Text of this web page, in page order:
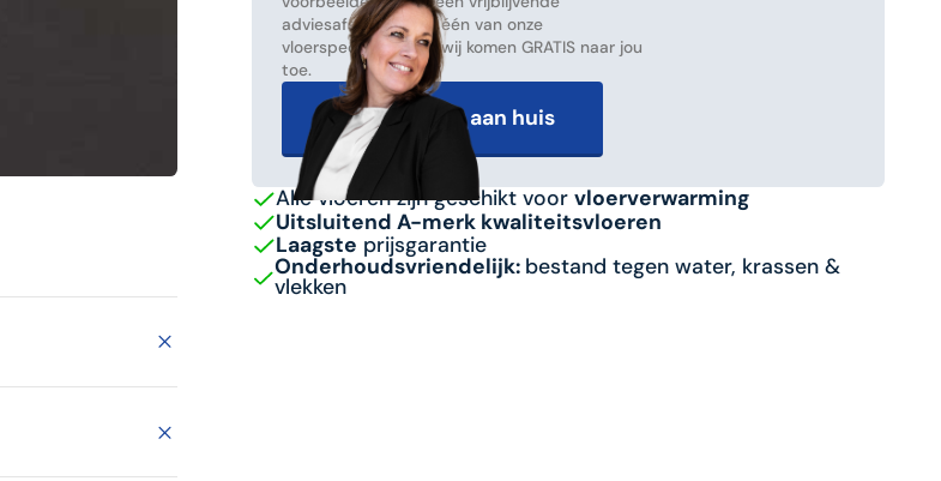
adviesafspraak met één van onze
vloerspecialisten en wij komen GRATIS naar jou
toe.
Gratis advies aan huis
Alle vloeren zijn geschikt voor vloerverwarming
Uitsluitend A-merk kwaliteitsvloeren
Laagste prijsgarantie
Onderhoudsvriendelijk: bestand tegen water, krassen &
vlekken